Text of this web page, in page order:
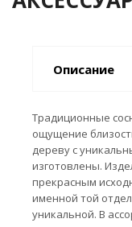
Описание
Традиционные
ощущение
дереву с
изготовлены.
прекрасным
именной той
уникальной. В